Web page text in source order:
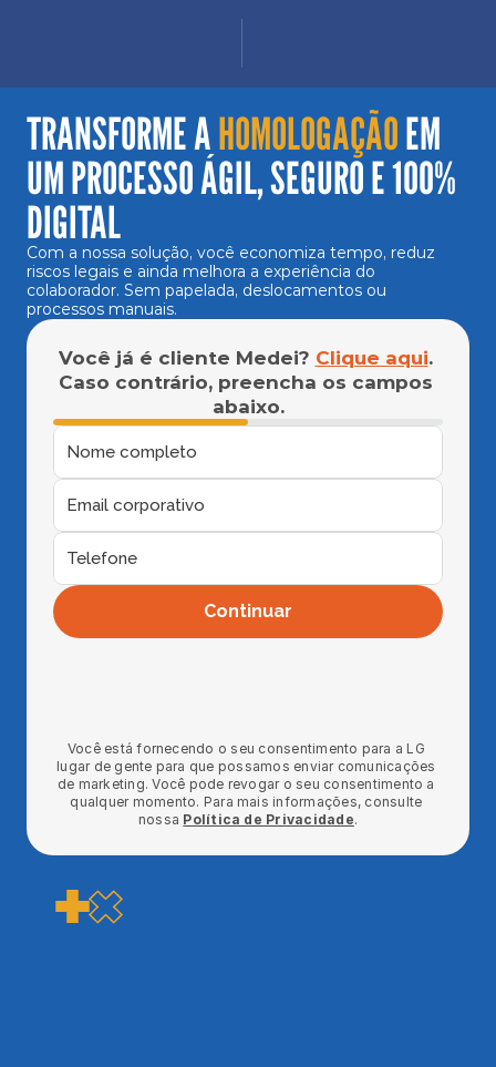
TRANSFORME A HOMOLOGAÇÃO EM
UM PROCESSO ÁGIL, SEGURO E 100%
DIGITAL
Com a nossa solução, você economiza tempo, reduz
riscos legais e ainda melhora a experiência do
colaborador. Sem papelada, deslocamentos ou
processos manuais.
Você já é cliente Medei? Clique aqui.
Caso contrário, preencha os campos
abaixo.
Continuar
Você está fornecendo o seu consentimento para a LG
lugar de gente para que possamos enviar comunicações
de marketing. Você pode revogar o seu consentimento a
qualquer momento. Para mais informações, consulte
nossa Política de Privacidade.